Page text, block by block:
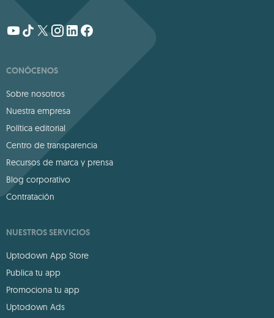
CONÓCENOS
Sobre nosotros
Nuestra empresa
Política editorial
Centro de transparencia
Recursos de marca y prensa
Blog corporativo
Contratación
NUESTROS SERVICIOS
Uptodown App Store
Publica tu app
Promociona tu app
Uptodown Ads